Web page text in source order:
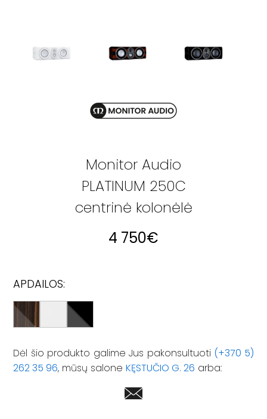
Monitor Audio
PLATINUM 250C
centrinė kolonėlė
4 750€
APDAILOS:
Dėl šio produkto galime Jus pakonsultuoti (+370 5)
262 35 96, mūsų salone KĘSTUČIO G. 26 arba: